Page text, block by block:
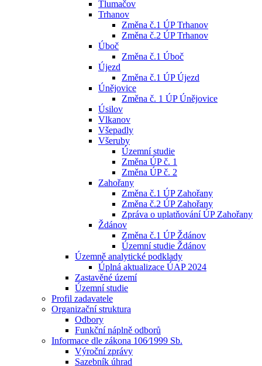
Tlumačov
Trhanov
Změna č.1 ÚP Trhanov
Změna č.2 ÚP Trhanov
Úboč
Změna č.1 Úboč
Újezd
Změna č.1 ÚP Újezd
Únějovice
Změna č. 1 ÚP Únějovice
Úsilov
Vlkanov
Všepadly
Všeruby
Územní studie
Změna ÚP č. 1
Změna ÚP č. 2
Zahořany
Změna č.1 ÚP Zahořany
Změna č.2 ÚP Zahořany
Zpráva o uplatňování ÚP Zahořany
Ždánov
Změna č.1 ÚP Ždánov
Územní studie Ždánov
Územně analytické podklady
Úplná aktualizace ÚAP 2024
Zastavěné území
Územní studie
Profil zadavatele
Organizační struktura
Odbory
Funkční náplně odborů
Informace dle zákona 106⁄1999 Sb.
Výroční zprávy
Sazebník úhrad